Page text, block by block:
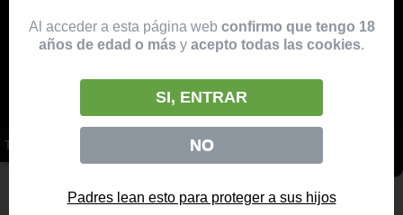
Al acceder a esta página web confirmo que tengo 18
años de edad o más y acepto todas las cookies.
NO
SI, ENTRAR
Padres lean esto para proteger a sus hijos
TRIO ANAL CON LAS ENFERMERAS CACHONDAS
Producido por: EVIL ANGEL